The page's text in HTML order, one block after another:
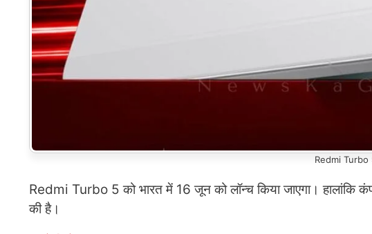
Redmi Turbo
Redmi Turbo 5 को भारत में 16 जून को लॉन्च किया जाएगा। हालांकि
की है।